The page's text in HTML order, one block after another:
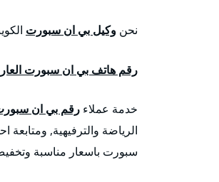
نحن وكيل بي ان سبورت الكويت
رقم هاتف بي ان سبورت
خدمة عملاء رقم بي ان
الرياضة والترفيهية,
سبورت باسعار مناسبة وتخفيض 50% على كل